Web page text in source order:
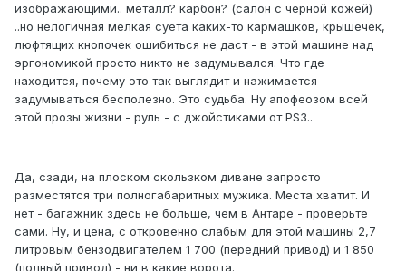
изображающими.. металл? карбон? (салон с чёрной кожей)
..но нелогичная мелкая суета каких-то кармашков, крышечек,
люфтящих кнопочек ошибиться не даст - в этой машине над
эргономикой просто никто не задумывался. Что где
находится, почему это так выглядит и нажимается -
задумываться бесполезно. Это судьба. Ну апофеозом всей
этой прозы жизни - руль - с джойстиками от PS3..
Да, сзади, на плоском скользком диване запросто
разместятся три полногабаритных мужика. Места хватит. И
нет - багажник здесь не больше, чем в Антаре - проверьте
сами. Ну, и цена, с откровенно слабым для этой машины 2,7
литровым бензодвигателем 1 700 (передний привод) и 1 850
(полный привод) - ни в какие ворота.